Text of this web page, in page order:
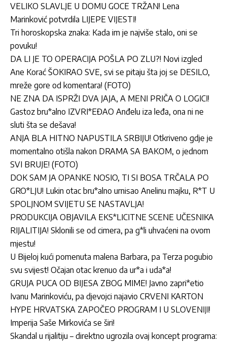
VELIKO SLAVLJE U DOMU GOCE TRŽAN! Lena
Marinković potvrdila LIJEPE VIJESTI!
Tri horoskopska znaka: Kada im je najviše stalo, oni se
povuku!
DA LI JE TO OPERACIJA POŠLA PO ZLU?! Novi izgled
Ane Korać ŠOKIRAO SVE, svi se pitaju šta joj se DESILO,
mreže gore od komentara! (FOTO)
NE ZNA DA ISPRŽI DVA JAJA, A MENI PRIČA O LOGICI!
Gastoz bru*alno IZVRI*EĐAO Anđelu iza leđa, ona ni ne
sluti šta se dešava!
ANJA BLA HITNO NAPUSTILA SRBIJU! Otkriveno gdje je
momentalno otišla nakon DRAMA SA BAKOM, o jednom
SVI BRUJE! (FOTO)
DOK SAM JA OPANKE NOSIO, TI SI BOSA TRČALA PO
GRO*LJU! Lukin otac bru*alno urnisao Anelinu majku, R*T U
SPOLJNOM SVIJETU SE NASTAVLJA!
PRODUKCIJA OBJAVILA EKS*LICITNE SCENE UČESNIKA
RIJALITIJA! Sklonili se od cimera, pa g*li uhvaćeni na ovom
mjestu!
U Bijeloj kući pomenuta malena Barbara, pa Terza pogubio
svu svijest! Očajan otac krenuo da ur*a i uda*a!
GRUJA PUCA OD BIJESA ZBOG MIME! Javno zapri*etio
Ivanu Marinkoviću, pa djevojci najavio CRVENI KARTON
HYPE HRVATSKA ZAPOČEO PROGRAM I U SLOVENIJI!
Imperija Saše Mirkovića se širi!
Skandal u rijalitiju – direktno ugrozila ovaj koncept programa: